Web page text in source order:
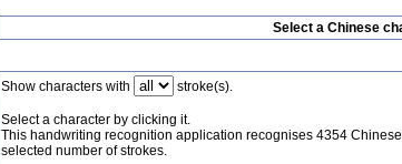
Select a Chinese
Show characters with stroke(s).
Select a character by clicking it.
This handwriting recognition application recognises 4354
selected number of strokes.